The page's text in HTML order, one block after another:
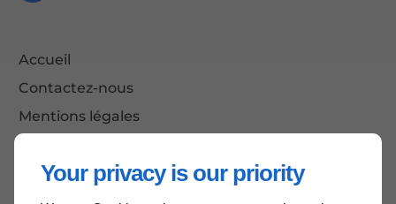
Your privacy is our priority
Accueil
Contactez-nous
Mentions légales